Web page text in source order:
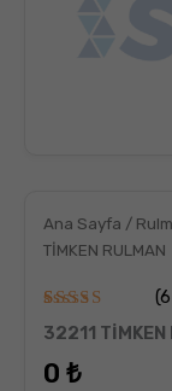
Ana Sayfa /
TİMKEN RULMAN
6
müşteri
puanına
5
(6
32211 TİMKEN
0 ₺